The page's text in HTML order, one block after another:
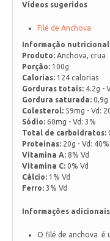
Vídeos sugeridos
Filé de Anchova
Informação
Produto: Anchova, crua
Porção: 100g
Calorias: 124 calorias
Gorduras totais: 4.2g -
Gordura saturada: 0,9g
Colesterol: 59mg - Vd:
Sódio: 60mg - Vd: 3%
Total de carboidratos:
Proteínas: 20g - Vd: 40%
Vitamina A: 8% Vd
Vitamina C: 0% Vd
Cálcio: 1% Vd
Ferro: 3% Vd
Informações
O filé de anchova é